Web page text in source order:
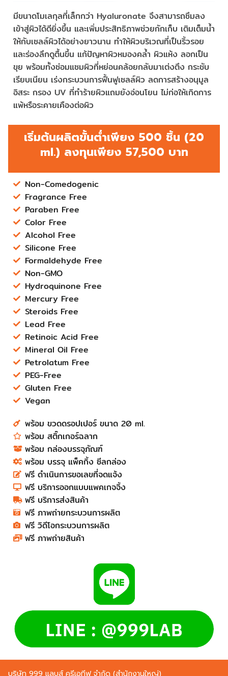
มีขนาดโมเลกุลที่เล็กกว่า Hyaluronate จึงสามารถซึมลง
เข้าสู่ผิวได้ดียิ่งขึ้น และเพิ่มประสิทธิภาพช่วยกักเก็บ เติมเต็มน้ำ
ให้กับเซลล์ผิวได้อย่างยาวนาน ทำให้ผิวบริเวณที่เป็นริ้วรอย
และร่องลึกดูตื้นขึ้น แก้ปัญหาผิวหมองคล้ำ ผิวแห้ง ลอกเป็น
ขุย พร้อมทั้งซ่อมแซมผิวที่หย่อนคล้อยกลับมาเต่งตึง กระชับ
เรียบเนียน เร่งกระบวนการฟื้นฟูเซลล์ผิว ลดการสร้างอนุมูล
อิสระ กรอง UV ที่ทำร้ายผิวแถมยังอ่อนโยน ไม่ก่อให้เกิดการ
แพ้หรือระคายเคืองต่อผิว
เริ่มต้นผลิตขั้นต่ำเพียง 500 ชิ้น (20
ml.) ลงทุนเพียง 57,500 บาท
Non-Comedogenic
Fragrance Free
Paraben Free
Color Free
Alcohol Free
Silicone Free
Formaldehyde Free
Non-GMO
Hydroquinone Free
Mercury Free
Steroids Free
Lead Free
Retinoic Acid Free
Mineral Oil Free
Petrolatum Free
PEG-Free
Gluten Free
Vegan
พร้อม ขวดดรอปเปอร์ ขนาด 20 ml.
พร้อม สติ๊กเกอร์ฉลาก
พร้อม กล่องบรรจุภัณฑ์
พร้อม บรรจุ แพ็คกิ้ง ซีลกล่อง
ฟรี ดำเนินการขอเลขที่จดแจ้ง
ฟรี บริการออกแบบแพคเกจจิ้ง
ฟรี บริการส่งสินค้า
ฟรี ภาพถ่ายกระบวนการผลิต
ฟรี วิดีโอกระบวนการผลิต
ฟรี ภาพถ่ายสินค้า
บริษัท 999 แลบส์ ครีเอทีฟ จำกัด (สำนักงานใหญ่)